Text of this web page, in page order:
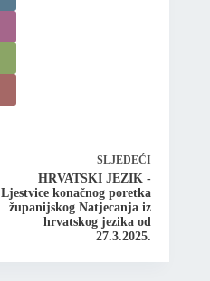
SLJEDEĆI
HRVATSKI JEZIK -
Ljestvice konačnog poretka
županijskog Natjecanja iz
hrvatskog jezika od
27.3.2025.